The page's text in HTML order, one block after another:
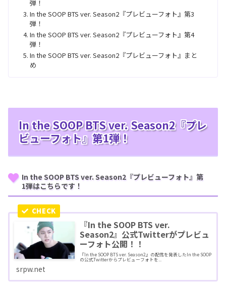
弾！
In the SOOP BTS ver. Season2『プレビューフォト』第3
弾！
In the SOOP BTS ver. Season2『プレビューフォト』第4
弾！
In the SOOP BTS ver. Season2『プレビューフォト』まと
め
In the SOOP BTS ver. Season2『プレ
ビューフォト』第1弾！
In the SOOP BTS ver. Season2『プレビューフォト』第
1弾はこちらです！
『In the SOOP BTS ver.
Season2』公式Twitterがプレビュ
ーフォト公開！！
『In the SOOP BTS ver. Season2』の配信を発表したIn the SOOP
の公式Twitterからプレビューフォトを...
srpw.net